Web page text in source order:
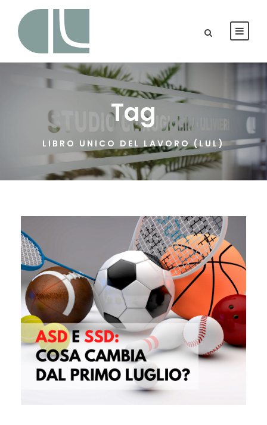
Tag
LIBRO UNICO DEL LAVORO (LUL)